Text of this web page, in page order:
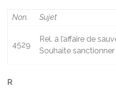
Non. Sujet
4529
Rel. à l’affaire de
Souhaite sanctionner
R